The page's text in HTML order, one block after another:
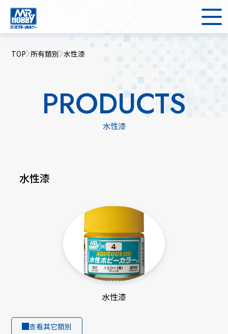
TOP 所有類別 水性漆
PRODUCTS
水性漆
水性漆
水性漆
查看其它類別